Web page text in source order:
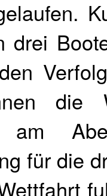
drei
am
für die